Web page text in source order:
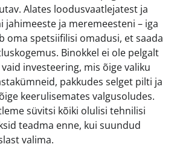
Alates loodusvaatlejatest ja
ja meremeesteni – iga
oma spetsiifilisi omadusi, et saada
Binokkel ei ole pelgalt
investeering, mis õige valiku
pakkudes selget pilti ja
keerulisemates valgusoludes.
süvitsi kõiki olulisi tehnilisi
teadma enne, kui suundud
valima.